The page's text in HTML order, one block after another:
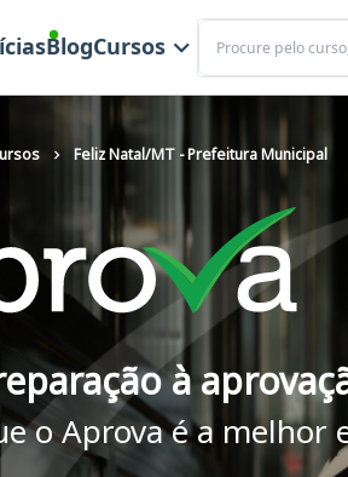
BlogCursos
Buscar
Feliz Natal/MT - Prefeitura Municipal
à
o Aprova é a melhor